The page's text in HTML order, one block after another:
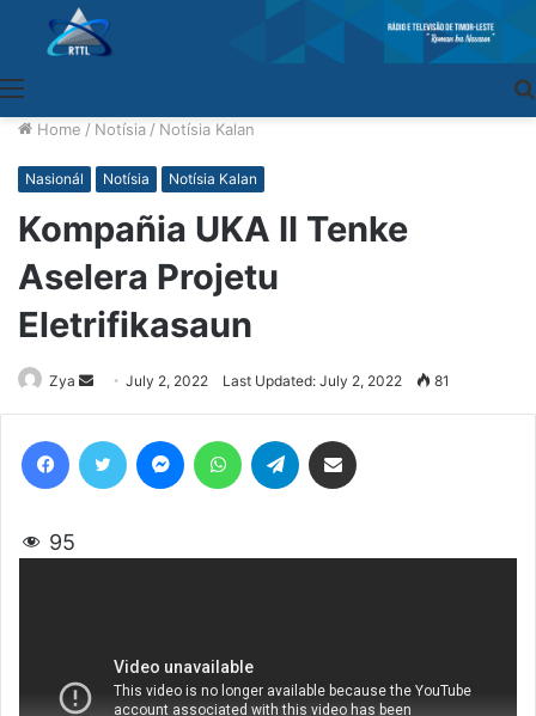
Home / Notísia / Notísia Kalan
Nasionál Notísia Notísia Kalan
Kompañia UKA II Tenke
Aselera Projetu
Eletrifikasaun
Zya
Send
an
email
July 2, 2022 Last Updated: July 2, 2022 81
95